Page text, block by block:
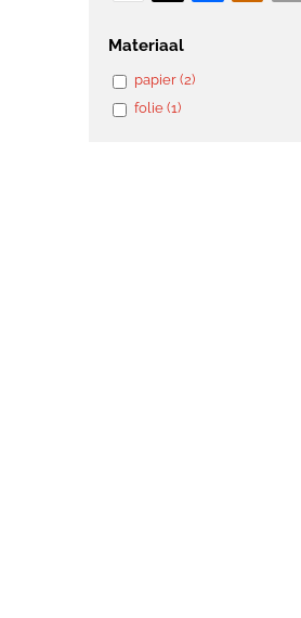
Materiaal
papier (2)
folie (1)